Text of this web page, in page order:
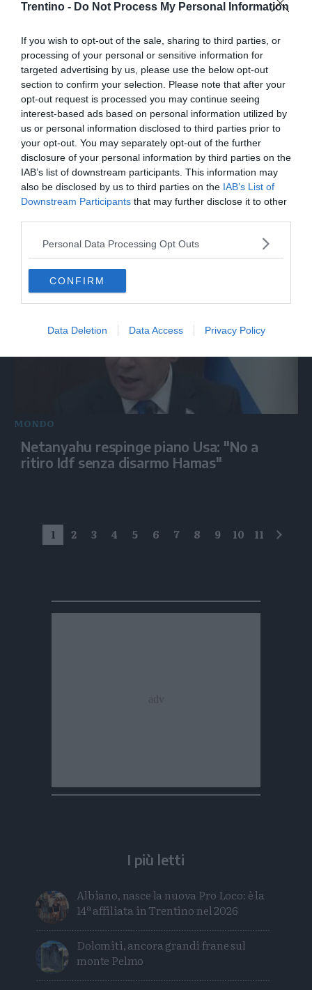
Trentino - Do Not Process My Personal Information
If you wish to opt-out of the sale, sharing to third parties, or
processing of your personal or sensitive information for
targeted advertising by us, please use the below opt-out
section to confirm your selection. Please note that after your
opt-out request is processed you may continue seeing
interest-based ads based on personal information utilized by
us or personal information disclosed to third parties prior to
your opt-out. You may separately opt-out of the further
disclosure of your personal information by third parties on the
IAB’s list of downstream participants. This information may
also be disclosed by us to third parties on the IAB’s List of
Downstream Participants that may further disclose it to other
Personal Data Processing Opt Outs
CONFIRM
Data Deletion Data Access Privacy Policy
Ketticè diretto da Giovanni Tortorici in
MONDO
Il Papa: "Basta violenze in Ucraina e
Russia, spazio a diplomazia"
MONDO
Netanyahu respinge piano Usa: "No a
ritiro Idf senza disarmo Hamas"
1 2 3 4 5 6 7 8 9 10 11
I più letti
Albiano, nasce la nuova Pro Loco: è la
14ª affiliata in Trentino nel 2026
Dolomiti, ancora grandi frane sul
monte Pelmo